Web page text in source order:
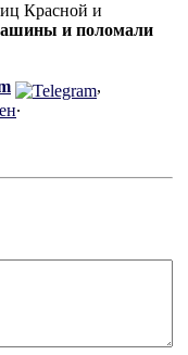
Красной и
и поломали
,
.